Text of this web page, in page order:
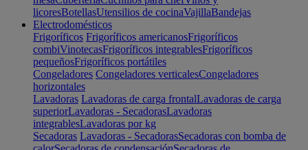
licoresBotellasUtensilios de cocinaVajillaBandejas
Electrodomésticos
Frigoríficos Frigoríficos americanosFrigoríficos
combiVinotecasFrigoríficos integrablesFrigoríficos
pequeñosFrigoríficos portátiles
Congeladores Congeladores verticalesCongeladores
horizontales
Lavadoras Lavadoras de carga frontalLavadoras de carga
superiorLavadoras - SecadorasLavadoras
integrablesLavadoras por kg
Secadoras Lavadoras - SecadorasSecadoras con bomba de